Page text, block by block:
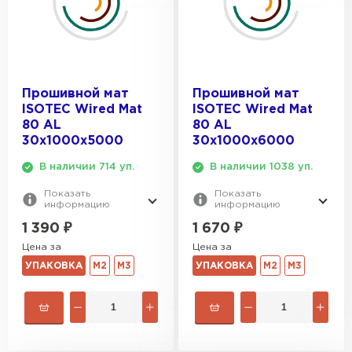
30
1300
1910
1960
Прошивной мат
ISOTEC Wired Mat
80 AL
30х1000х5000
В наличии 714 уп.
Показать
информацию
1 390 ₽
Цена за
УПАКОВКА М2 М3
Прошивной мат
ISOTEC Wired Mat
80 AL
30х1000х6000
В наличии 1038 уп.
Показать
информацию
1 670 ₽
Цена за
УПАКОВКА М2 М3
Утеплитель Белтеп
ПЕРЕЙТИ
Утеплитель Урса
Утеплитель Изовол
Утеплитель Paroc
Утеплитель Hotrock